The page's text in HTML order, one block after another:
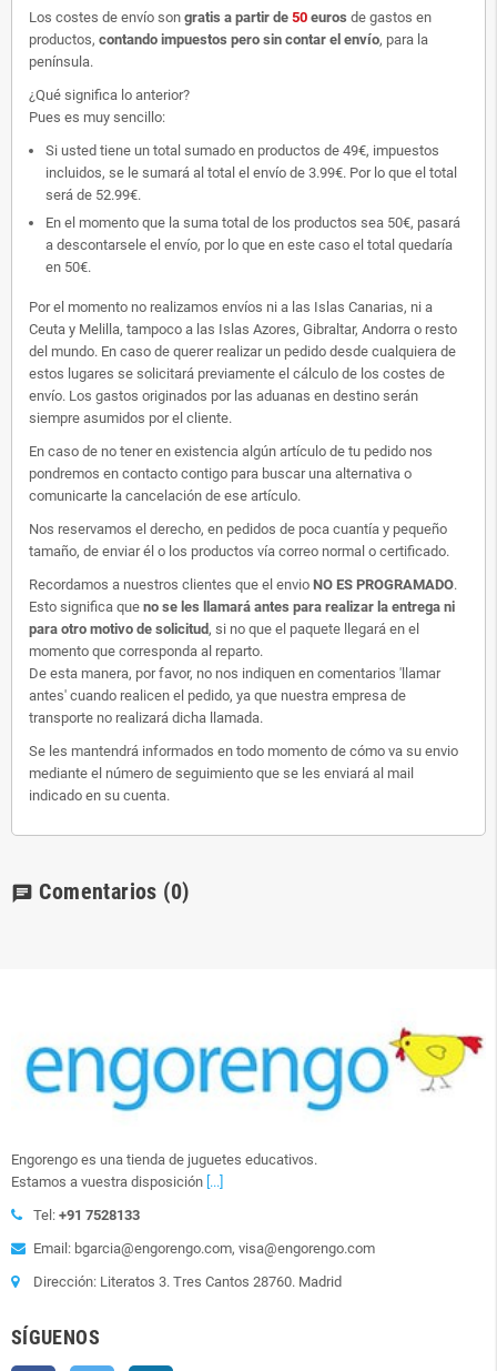
Los costes de envío son gratis a partir de 50 euros de gastos en
productos, contando impuestos pero sin contar el envío, para la
península.
¿Qué significa lo anterior?
Pues es muy sencillo:
Si usted tiene un total sumado en productos de 49€, impuestos
incluidos, se le sumará al total el envío de 3.99€. Por lo que el total
será de 52.99€.
En el momento que la suma total de los productos sea 50€, pasará
a descontarsele el envío, por lo que en este caso el total quedaría
en 50€.
Por el momento no realizamos envíos ni a las Islas Canarias, ni a
Ceuta y Melilla, tampoco a las Islas Azores, Gibraltar, Andorra o resto
del mundo. En caso de querer realizar un pedido desde cualquiera de
estos lugares se solicitará previamente el cálculo de los costes de
envío. Los gastos originados por las aduanas en destino serán
siempre asumidos por el cliente.
En caso de no tener en existencia algún artículo de tu pedido nos
pondremos en contacto contigo para buscar una alternativa o
comunicarte la cancelación de ese artículo.
Nos reservamos el derecho, en pedidos de poca cuantía y pequeño
tamaño, de enviar él o los productos vía correo normal o certificado.
Recordamos a nuestros clientes que el envio NO ES PROGRAMADO.
Esto significa que no se les llamará antes para realizar la entrega ni
para otro motivo de solicitud, si no que el paquete llegará en el
momento que corresponda al reparto.
De esta manera, por favor, no nos indiquen en comentarios 'llamar
antes' cuando realicen el pedido, ya que nuestra empresa de
transporte no realizará dicha llamada.
Se les mantendrá informados en todo momento de cómo va su envio
mediante el número de seguimiento que se les enviará al mail
indicado en su cuenta.
chat Comentarios (0)
Engorengo es una tienda de juguetes educativos.
Estamos a vuestra disposición [...]
Tel: +91 7528133
Email: bgarcia@engorengo.com, visa@engorengo.com
Dirección: Literatos 3. Tres Cantos 28760. Madrid
SÍGUENOS